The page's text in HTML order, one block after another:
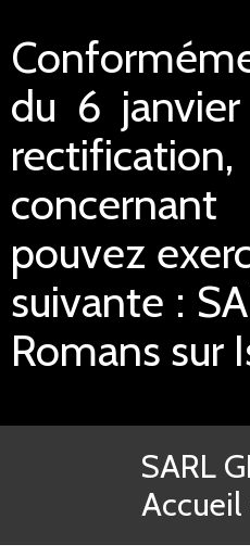
du 6
pouvez
suivante :
Romans sur
SARL
Accueil